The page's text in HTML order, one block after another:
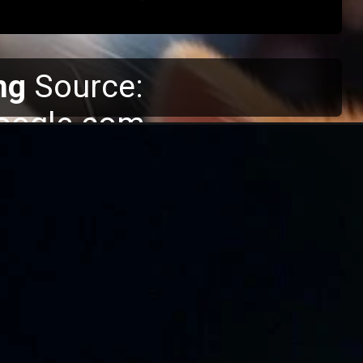
Source: